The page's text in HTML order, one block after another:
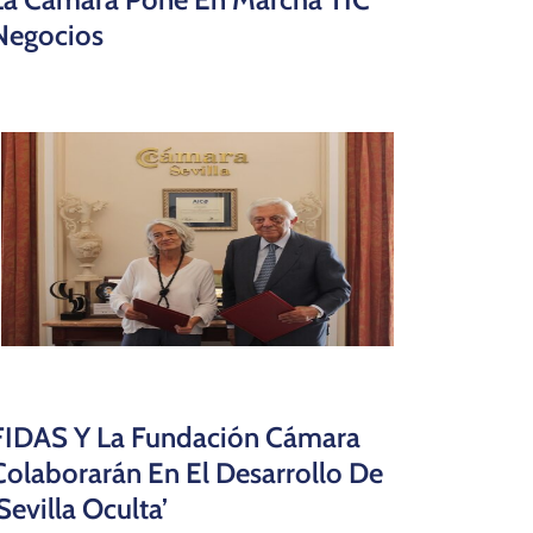
Y La Fundación Cámara
En El Desarrollo De
Oculta’